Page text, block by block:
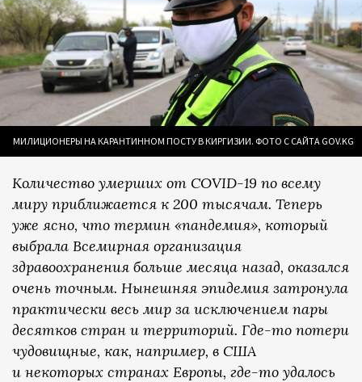
МИЛИЦИОНЕРЫ НА КАРАНТИННОМ ПОСТУ В КИРГИЗИИ. ФОТО С САЙТА GOV.KG
Количество умерших от COVID-19 по всему
миру приближается к 200 тысячам. Теперь
уже ясно, что термин «пандемия», который
выбрала Всемирная организация
здравоохранения больше месяца назад, оказался
очень точным. Нынешняя эпидемия затронула
практически весь мир за исключением пары
десятков стран и территорий. Где-то потери
чудовищные, как, например, в США
и некоторых странах Европы, где-то удалось